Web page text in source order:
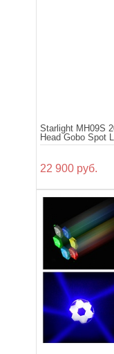
Starlight MH09S
Head Gobo Spot
22 900 руб.